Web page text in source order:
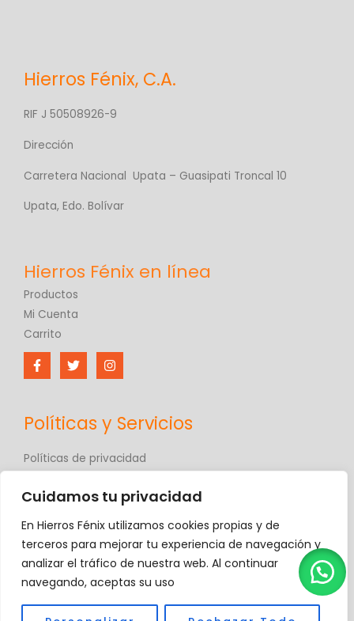
Cuidamos tu privacidad
En Hierros Fénix utilizamos cookies propias y de
terceros para mejorar tu experiencia de navegación y
analizar el tráfico de nuestra web. Al continuar
navegando, aceptas su uso
Hierros Fénix, C.A.
RIF J 50508926-9
Dirección
Carretera Nacional Upata – Guasipati Troncal 10
Upata, Edo. Bolívar
Productos
Mi Cuenta
Carrito
Políticas y Servicios
Políticas de privacidad
Términos y condiciones
Contáctanos